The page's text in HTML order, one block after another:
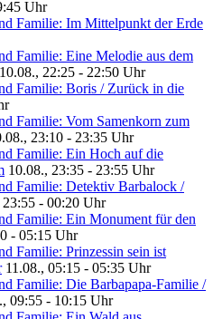
Uhr
Familie: Im Mittelpunkt der Erde
Familie: Eine Melodie aus dem
10.08., 22:25 - 22:50 Uhr
Familie: Boris / Zurück in die
Familie: Vom Samenkorn zum
23:10 - 23:35 Uhr
Familie: Ein Hoch auf die
10.08., 23:35 - 23:55 Uhr
Familie: Detektiv Barbalock /
23:55 - 00:20 Uhr
Familie: Ein Monument für den
- 05:15 Uhr
Familie: Prinzessin sein ist
11.08., 05:15 - 05:35 Uhr
Familie: Die Barbapapa-Familie /
09:55 - 10:15 Uhr